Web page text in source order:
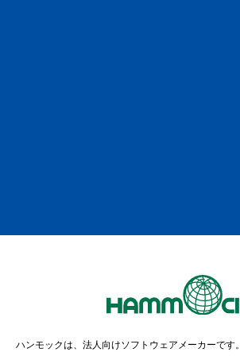
ハンモックは、法人向けソフトウェアメーカーです。